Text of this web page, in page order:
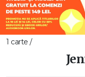
1 carte /